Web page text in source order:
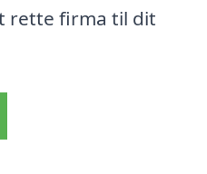
rette firma til dit